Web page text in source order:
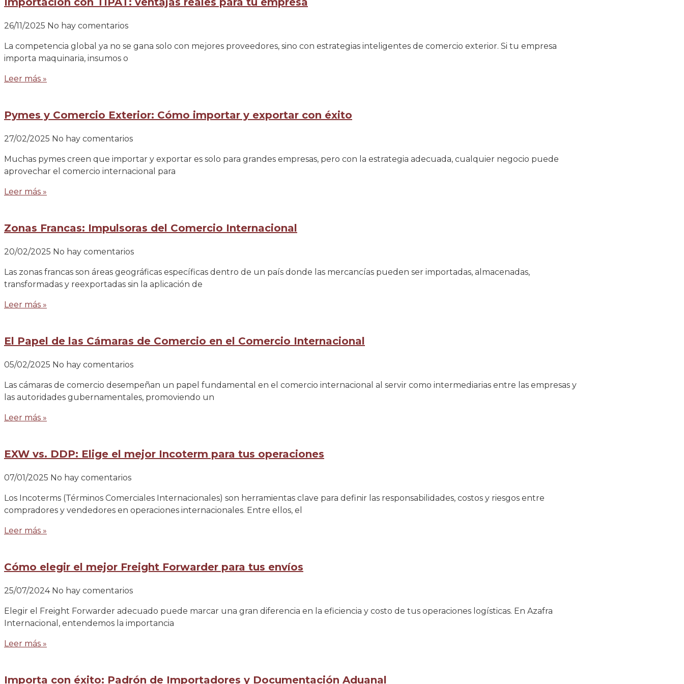
26/11/2025 No hay comentarios
La competencia global ya no se gana solo con mejores proveedores, sino con estrategias inteligentes de comercio exterior. Si tu empresa
importa maquinaria, insumos o
Leer más »
Pymes y Comercio Exterior: Cómo importar y exportar con éxito
27/02/2025 No hay comentarios
Muchas pymes creen que importar y exportar es solo para grandes empresas, pero con la estrategia adecuada, cualquier negocio puede
aprovechar el comercio internacional para
Leer más »
Zonas Francas: Impulsoras del Comercio Internacional
20/02/2025 No hay comentarios
Las zonas francas son áreas geográficas específicas dentro de un país donde las mercancías pueden ser importadas, almacenadas,
transformadas y reexportadas sin la aplicación de
Leer más »
El Papel de las Cámaras de Comercio en el Comercio Internacional
05/02/2025 No hay comentarios
Las cámaras de comercio desempeñan un papel fundamental en el comercio internacional al servir como intermediarias entre las empresas y
las autoridades gubernamentales, promoviendo un
Leer más »
EXW vs. DDP: Elige el mejor Incoterm para tus operaciones
07/01/2025 No hay comentarios
Los Incoterms (Términos Comerciales Internacionales) son herramientas clave para definir las responsabilidades, costos y riesgos entre
compradores y vendedores en operaciones internacionales. Entre ellos, el
Leer más »
Cómo elegir el mejor Freight Forwarder para tus envíos
25/07/2024 No hay comentarios
Elegir el Freight Forwarder adecuado puede marcar una gran diferencia en la eficiencia y costo de tus operaciones logísticas. En Azafra
Internacional, entendemos la importancia
Leer más »
Importa con éxito: Padrón de Importadores y Documentación Aduanal